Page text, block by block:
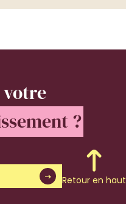
votre
?
Retour en haut